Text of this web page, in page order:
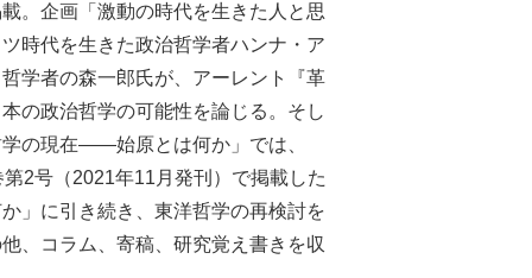
。企画「激動の時代を生きた人と思
時代を生きた政治哲学者ハンナ・ア
学者の森一郎氏が、アーレント『革
の政治哲学の可能性を論じる。そし
の現在――始原とは何か」では、
2号（2021年11月発刊）で掲載した
」に引き続き、東洋哲学の再検討を
、コラム、寄稿、研究覚え書きを収